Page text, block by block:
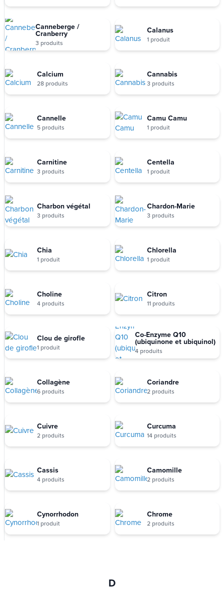
Canneberge /
Cranberry
3 produits
Calanus
1 produit
Calcium
28 produits
Cannabis
3 produits
Cannelle
5 produits
Camu Camu
1 produit
Carnitine
3 produits
Centella
1 produit
Charbon végétal
3 produits
Chardon-Marie
3 produits
Chia
1 produit
Chlorella
1 produit
Choline
4 produits
Citron
11 produits
Clou de girofle
1 produit
Co-Enzyme Q10
(ubiquinone et ubiquinol)
4 produits
Collagène
6 produits
Coriandre
2 produits
Cuivre
2 produits
Curcuma
14 produits
Cassis
4 produits
Camomille
2 produits
Cynorrhodon
1 produit
Chrome
2 produits
D